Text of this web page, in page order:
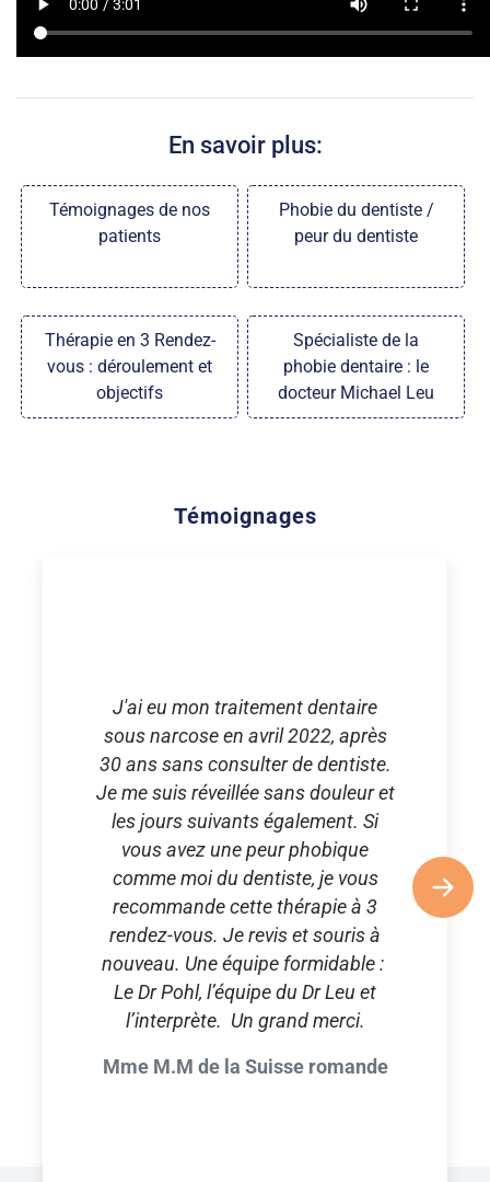
En savoir plus:
Témoignages de nos
patients
Phobie du dentiste /
peur du dentiste
Thérapie en 3 Rendez-
vous : déroulement et
objectifs
Spécialiste de la
phobie dentaire : le
docteur Michael Leu
Témoignages
J'ai eu mon traitement dentaire
sous narcose en avril 2022, après
30 ans sans consulter de dentiste.
Je me suis réveillée sans douleur et
les jours suivants également. Si
vous avez une peur phobique
comme moi du dentiste, je vous
recommande cette thérapie à 3
rendez-vous. Je revis et souris à
nouveau. Une équipe formidable :
Le Dr Pohl, l’équipe du Dr Leu et
l’interprète. Un grand merci.
Mme M.M de la Suisse romande